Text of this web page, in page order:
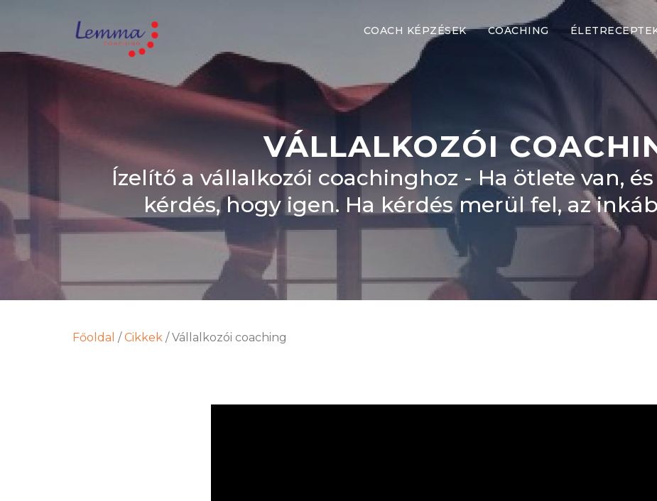
COACH KÉPZÉSEK COACHING
VÁLLALKOZÓI
Ízelítő a vállalkozói coachinghoz - Ha ötlete van,
kérdés, hogy igen. Ha kérdés merül fel, az
Főoldal / Cikkek / Vállalkozói coaching